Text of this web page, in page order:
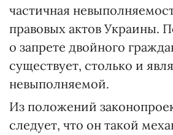
частичная
правовых актов Украины.
о запрете двойного
существует, столько и
невыполняемой.
Из положений
следует, что он такой